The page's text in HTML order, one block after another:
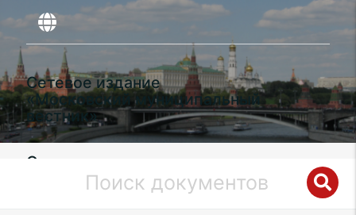
Сетевое издание
«Московский муниципальный
вестник»
Органы местного самоуправления
муниципального округаАэропорт
городе Москве